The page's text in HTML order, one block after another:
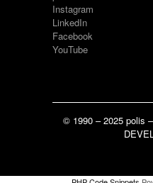
Instagram
LinkedIn
Facebook
YouTube
© 1990 – 2025 polis